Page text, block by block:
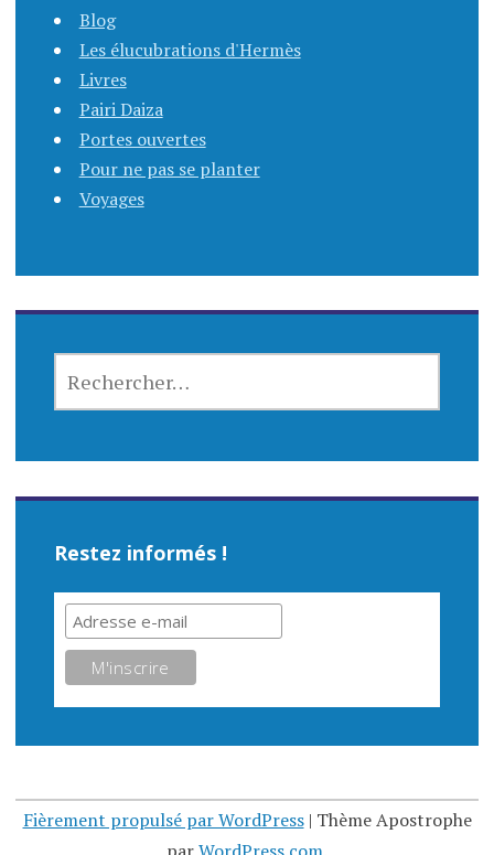
Blog
Les élucubrations d'Hermès
Livres
Pairi Daiza
Portes ouvertes
Pour ne pas se planter
Voyages
Restez informés !
Fièrement propulsé par WordPress | Thème Apostrophe